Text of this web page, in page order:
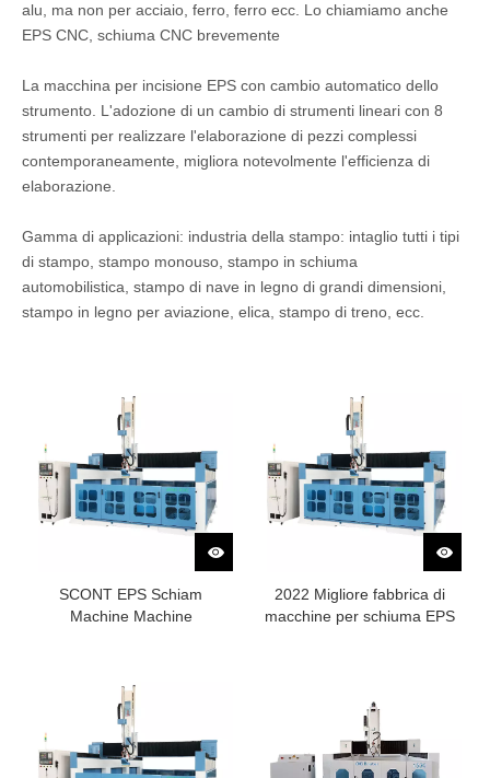
alu, ma non per acciaio, ferro, ferro ecc. Lo chiamiamo anche
EPS CNC, schiuma CNC brevemente
La macchina per incisione EPS con cambio automatico dello
strumento. L'adozione di un cambio di strumenti lineari con 8
strumenti per realizzare l'elaborazione di pezzi complessi
contemporaneamente, migliora notevolmente l'efficienza di
elaborazione.
Gamma di applicazioni: industria della stampo: intaglio tutti i tipi
di stampo, stampo monouso, stampo in schiuma
automobilistica, stampo di nave in legno di grandi dimensioni,
stampo in legno per aviazione, elica, stampo di treno, ecc.
SCONT EPS Schiam
Machine Machine
2022 Migliore fabbrica di
macchine per schiuma EPS